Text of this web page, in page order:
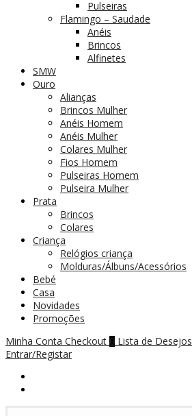
Pulseiras
Flamingo – Saudade
Anéis
Brincos
Alfinetes
SMW
Ouro
Alianças
Brincos Mulher
Anéis Homem
Anéis Mulher
Colares Mulher
Fios Homem
Pulseiras Homem
Pulseira Mulher
Prata
Brincos
Colares
Criança
Relógios criança
Molduras/Álbuns/Acessórios
Bebé
Casa
Novidades
Promoções
Minha Conta Checkout 0 Lista de Desejos
Entrar/Registar